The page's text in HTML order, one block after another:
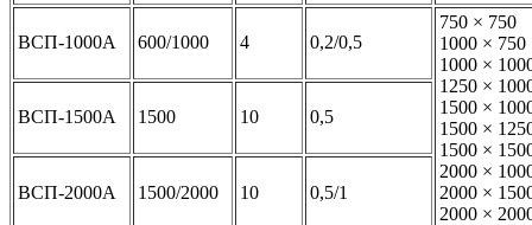
ВСП-1000А 600/1000 4 0,2/0,5
750 × 750
1000 × 750
1000 ×
1250 ×
1500 ×
1500 ×
1500 ×
2000 ×
2000 ×
2000 ×
ВСП-1500А 1500 10 0,5
ВСП-2000А 1500/2000 10 0,5/1